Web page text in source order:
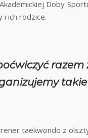
Doby
i ich rodzice.
razem
taekwondo z